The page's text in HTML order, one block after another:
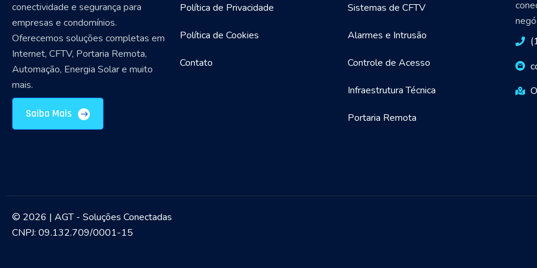
conectividade e segurança para
empresas e condomínios.
Oferecemos soluções completas em
Internet, CFTV, Portaria Remota,
Automação, Energia Solar e muito
mais.
Saiba Mais
Política de Privacidade
Política de Cookies
Contato
Sistemas de CFTV
Alarmes e Intrusão
Controle de Acesso
Infraestrutura Técnica
Portaria Remota
© 2026 | AGT - Soluções Conectadas
CNPJ: 09.132.709/0001-15